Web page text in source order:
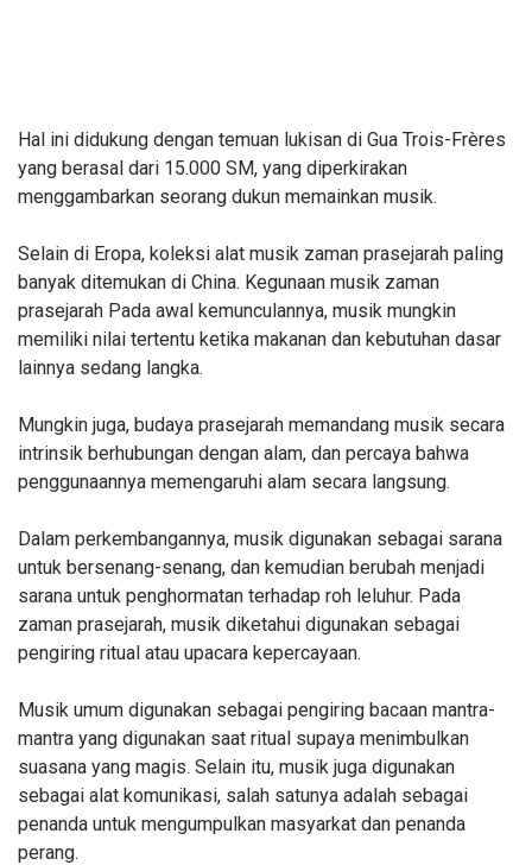
Hal ini didukung dengan temuan lukisan di Gua Trois-Frères
yang berasal dari 15.000 SM, yang diperkirakan
menggambarkan seorang dukun memainkan musik.
Selain di Eropa, koleksi alat musik zaman prasejarah paling
banyak ditemukan di China. Kegunaan musik zaman
prasejarah Pada awal kemunculannya, musik mungkin
memiliki nilai tertentu ketika makanan dan kebutuhan dasar
lainnya sedang langka.
Mungkin juga, budaya prasejarah memandang musik secara
intrinsik berhubungan dengan alam, dan percaya bahwa
penggunaannya memengaruhi alam secara langsung.
Dalam perkembangannya, musik digunakan sebagai sarana
untuk bersenang-senang, dan kemudian berubah menjadi
sarana untuk penghormatan terhadap roh leluhur. Pada
zaman prasejarah, musik diketahui digunakan sebagai
pengiring ritual atau upacara kepercayaan.
Musik umum digunakan sebagai pengiring bacaan mantra-
mantra yang digunakan saat ritual supaya menimbulkan
suasana yang magis. Selain itu, musik juga digunakan
sebagai alat komunikasi, salah satunya adalah sebagai
penanda untuk mengumpulkan masyarkat dan penanda
perang.